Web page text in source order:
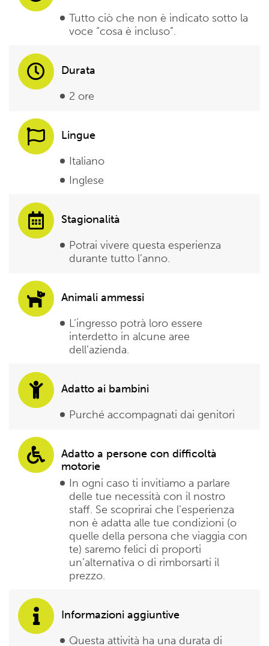
Tutto ciò che non è indicato sotto la
voce “cosa è incluso”.
Durata
2 ore
Lingue
Italiano
Inglese
Stagionalità
Potrai vivere questa esperienza
durante tutto l’anno.
Animali ammessi
L’ingresso potrà loro essere
interdetto in alcune aree
dell’azienda.
Adatto ai bambini
Purché accompagnati dai genitori
Adatto a persone con difficoltà
motorie
In ogni caso ti invitiamo a parlare
delle tue necessità con il nostro
staff. Se scoprirai che l’esperienza
non è adatta alle tue condizioni (o
quelle della persona che viaggia con
te) saremo felici di proporti
un’alternativa o di rimborsarti il
prezzo.
Informazioni aggiuntive
Questa attività ha una durata di